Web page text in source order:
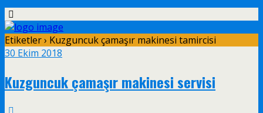
Etiketler › Kuzguncuk çamaşır makinesi tamircisi
30 Ekim 2018
Kuzguncuk çamaşır makinesi servisi